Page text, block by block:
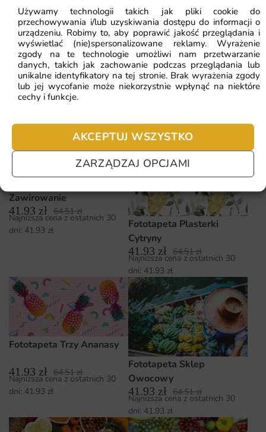
Używamy technologii takich jak pliki cookie do
przechowywania i/lub uzyskiwania dostępu do informacji o
urządzeniu. Robimy to, aby poprawić jakość przeglądania i
wyświetlać (nie)spersonalizowane reklamy. Wyrażenie
zgody na te technologie umożliwi nam przetwarzanie
danych, takich jak zachowanie podczas przeglądania lub
unikalne identyfikatory na tej stronie. Brak wyrażenia zgody
lub jej wycofanie może niekorzystnie wpłynąć na niektóre
cechy i funkcje.
AKCEPTUJ WSZYSTKO
ZARZĄDZAJ OPCJAMI
Fototapeta Owoce w
Koszyku
41.93zł 64.51zł
Najniższa cena z ostatnich 30
dni:41.93 zł
Fototapeta Owoce w
Wodzie
41.93zł 64.51zł
Najniższa cena z ostatnich 30
dni:41.93zł
Zawirowanie
41.93 zł 64.51zł
Najniższa cena z ostatnich 30
dni: 41.93 zł
Fototapeta Plasterki
Cytryny
41.93 zł 64.51zł
Najniższa cena z ostatnich 30
dni: 41.93 zł
Fototapeta Trzy Ananasy
41.93 zł 64.51zł
Najniższa cena z ostatnich 30
dni: 41.93 zł
Fototapeta Sklep
Owocowy
41.93 zł 64.51zł
Najniższa cena z ostatnich 30
dni: 41.93 zł